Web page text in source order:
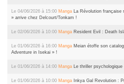
Le 04/06/2026 à 15:00 Manga
La Révolution
» arrive chez Delcourt/Tonkam !
Le 02/06/2026 à 10:00 Manga Resident Evil : Death
Le 01/06/2026 à 16:00 Manga Meian étoffe son
Adventure in Isekai » !
Le 01/06/2026 à 14:00 Manga Le thriller
Le 01/06/2026 à 10:00 Manga Inkya Gal Revolution :